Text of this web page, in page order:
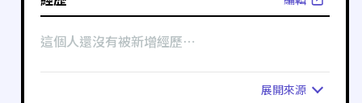
這個人還沒有被新增經歷⋯
展開來源